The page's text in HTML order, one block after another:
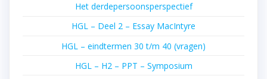
Het derdepersoonsperspectief
HGL – Deel 2 – Essay MacIntyre
HGL – eindtermen 30 t/m 40 (vragen)
HGL – H2 – PPT – Symposium